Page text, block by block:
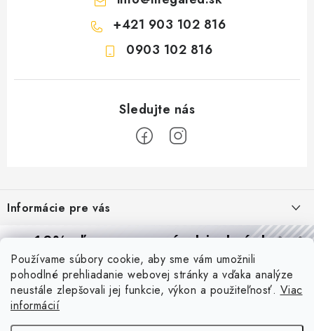
Používame súbory cookie, aby sme vám umožnili
pohodlné prehliadanie webovej stránky a vďaka analýze
neustále zlepšovali jej funkcie, výkon a použiteľnosť. Viac
informácií
+421 903 102 816
0903 102 816
p
ä
Informácie pre vás
Reklamácie a formulár na odstúpenie od zmluvy
Obchodné podmienky
Podmienky ochrany osobných údajov
O nás - MEGALED & JANTON Zákamenné
Blog
PIR vs. mikrovlnný senzor: ktorý je lepší a kedy ho použiť? +
vysvetlenie daylight senzoru
10% zľavana prvú objednávku
Prihláste sa azískajtezľavu aj praktické tipy,vďaka ktorým
budete svietiť lepšie a platiť menej.